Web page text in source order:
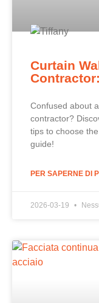
Curtain
Confused about
contractor?
tips to choose
guide!
PER SAPERNE DI
2026-03-19